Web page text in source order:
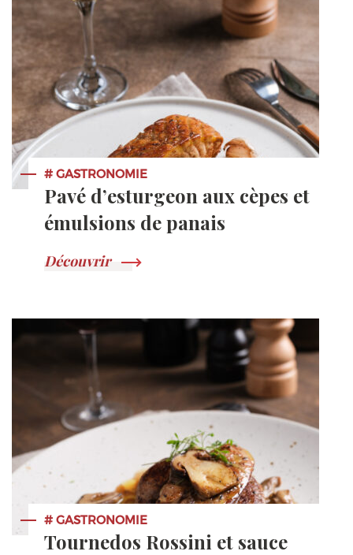
# GASTRONOMIE
Pavé d’esturgeon aux cèpes et
émulsions de panais
Découvrir
# GASTRONOMIE
Tournedos Rossini et sauce